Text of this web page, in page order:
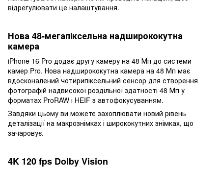
відрегулювати це налаштування.
Нова 48-мегапіксельна надширококутна
камера
iPhone 16 Pro додає другу камеру на 48 Мп до системи
камер Pro. Нова надширококутна камера на 48 Мп має
вдосконалений чотирипіксельний сенсор для створення
фотографій надвисокої роздільної здатності 48 Мп у
форматах ProRAW і HEIF з автофокусуванням.
Завдяки цьому ви можете захоплювати новий рівень
деталізації на макрознімках і ширококутних знімках, що
зачаровує.
4K 120 fps Dolby Vision